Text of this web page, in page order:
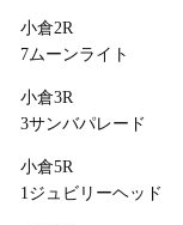
小倉2R
7ムーンライト
小倉3R
3サンバパレード
小倉5R
1ジュビリーヘッド